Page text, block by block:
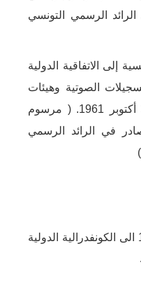
الرائد الرسمي
التونسي
إلى الاتفاقية
الدولية
الصوتية وهيئات
أكتوبر ( مرسوم
في الرائد
الرسمي
- انضمت في 1 جانفي 1970 الى الكونفدرالية الدولية